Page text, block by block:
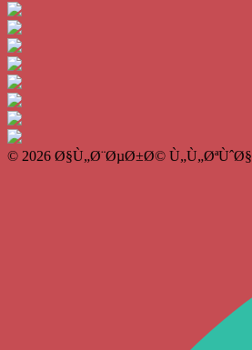
© 2026 Ø§Ù„Ø¨ØµØ±Ø©